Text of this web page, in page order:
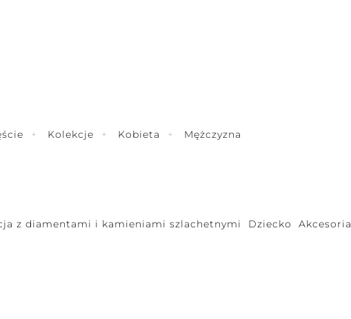
Kolekcje Kobieta Mężczyzna
z diamentami i kamieniami szlachetnymi Dziecko Akcesoria